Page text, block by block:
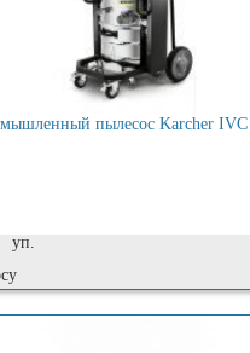
пылесос Karcher
уп.